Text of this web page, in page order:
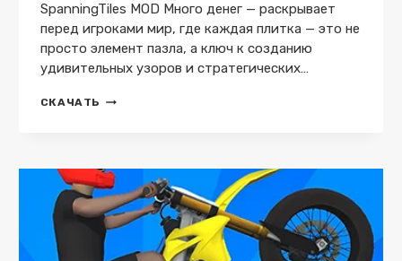
SpanningTiles MOD Много денег — раскрывает
перед игроками мир, где каждая плитка — это не
просто элемент пазла, а ключ к созданию
удивительных узоров и стратегических…
СКАЧАТЬ SPANNINGTILES